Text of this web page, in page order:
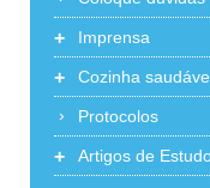
+ Imprensa
+ Cozinha
Protocolos
+ Artigos de